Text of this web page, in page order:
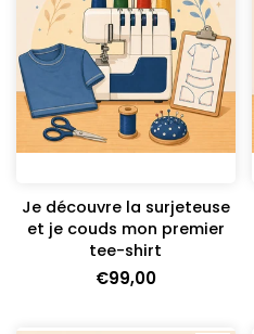
Je découvre la surjeteuse
et je couds mon premier
tee-shirt
€99,00